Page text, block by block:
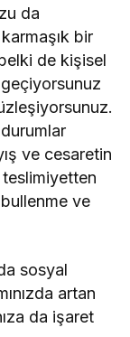
da
bir
de kişisel
durumlar
ve cesaretin
ve
sosyal
artan
da işaret